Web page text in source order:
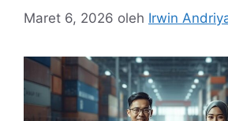
Maret 6, 2026 oleh Irwin